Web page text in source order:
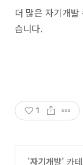
더 많은 자기개발
습니다.
1
'자기개발' 카